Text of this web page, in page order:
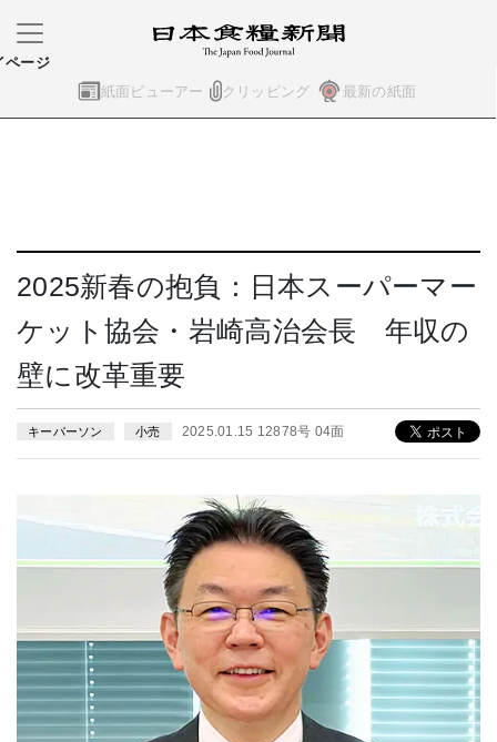
紙面ビューアー クリッピング 最新の紙面
ページ
2025新春の抱負：日本スーパーマー
ケット協会・岩崎高治会長 年収の
壁に改革重要
キーパーソン 小売 2025.01.15 12878号 04面